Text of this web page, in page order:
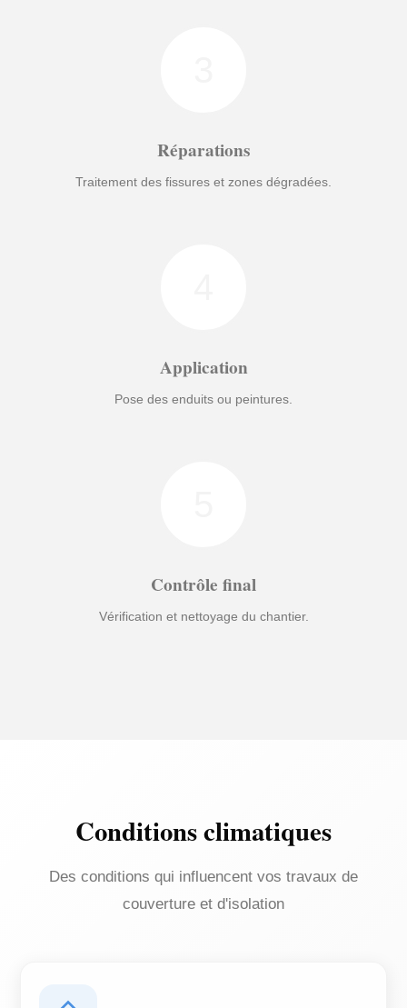
Réparations
Traitement des fissures et zones dégradées.
Application
Pose des enduits ou peintures.
Contrôle final
Vérification et nettoyage du chantier.
Conditions climatiques
Des conditions qui influencent vos travaux de
couverture et d'isolation